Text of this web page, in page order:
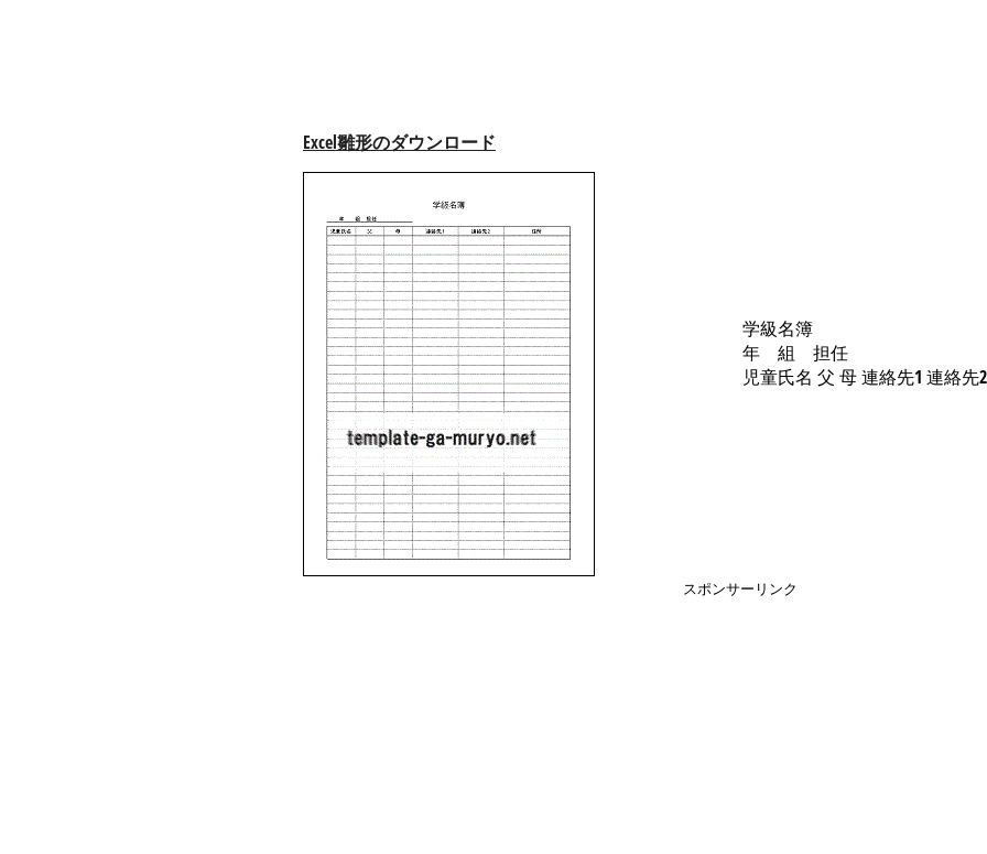
Excel雛形のダウンロード
学級名簿
年 組 担任
児童氏名 父 母 連絡先1 連絡先
スポンサーリンク